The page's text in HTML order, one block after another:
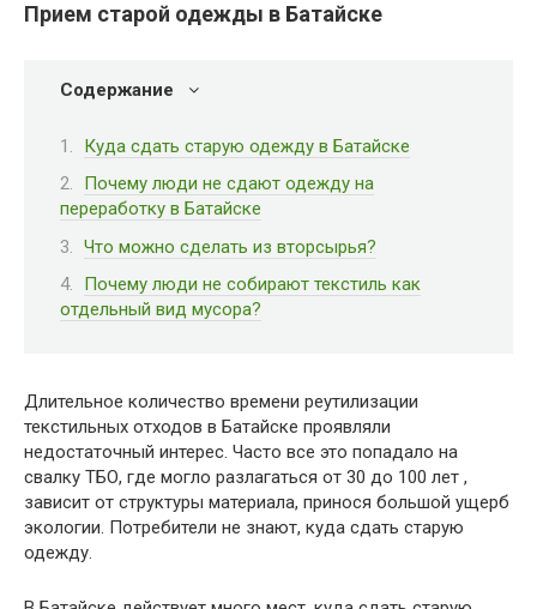
Прием старой одежды в Батайске
Содержание
Куда сдать старую одежду в Батайске
Почему люди не сдают одежду на
переработку в Батайске
Что можно сделать из вторсырья?
Почему люди не собирают текстиль как
отдельный вид мусора?
Длительное количество времени реутилизации
текстильных отходов в Батайске проявляли
недостаточный интерес. Часто все это попадало на
свалку ТБО, где могло разлагаться от 30 до 100 лет ,
зависит от структуры материала, принося большой ущерб
экологии. Потребители не знают, куда сдать старую
одежду.